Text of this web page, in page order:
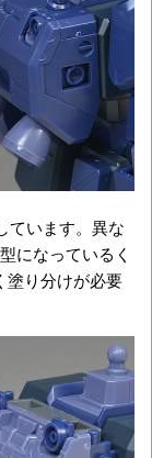
ています。異な
になっているく
塗り分けが必要